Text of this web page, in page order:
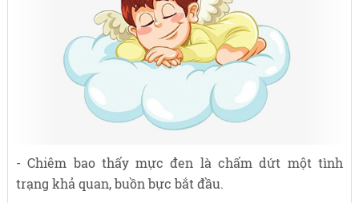
- Chiêm bao thấy mực đen là chấm dứt một tình
trạng khả quan, buồn bực bắt đầu.